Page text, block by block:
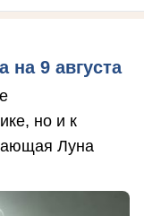
на 9 августа
но и к
Луна